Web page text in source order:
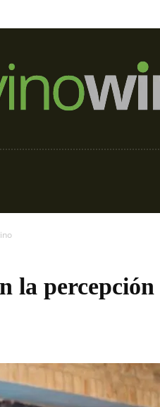
la percepción